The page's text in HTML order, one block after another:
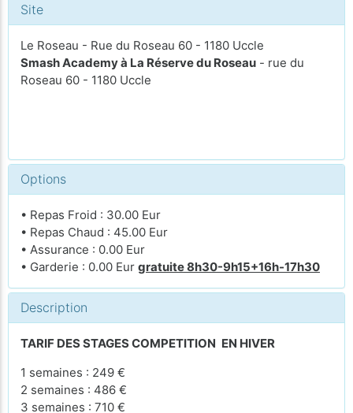
Site
Le Roseau - Rue du Roseau 60 - 1180 Uccle
Smash Academy à La Réserve du Roseau - rue du
Roseau 60 - 1180 Uccle
Options
• Repas Froid : 30.00 Eur
• Repas Chaud : 45.00 Eur
• Assurance : 0.00 Eur
• Garderie : 0.00 Eur gratuite 8h30-9h15+16h-17h30
Description
TARIF DES STAGES COMPETITION EN HIVER
1 semaines : 249 €
2 semaines : 486 €
3 semaines : 710 €